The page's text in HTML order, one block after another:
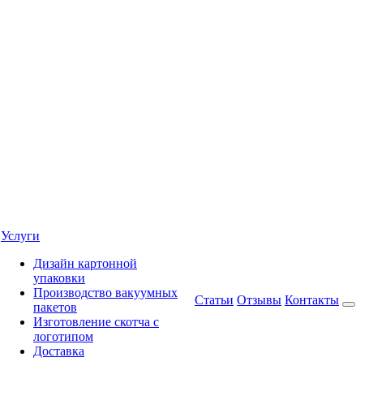
Услуги
Дизайн картонной
упаковки
Производство вакуумных
пакетов
Изготовление скотча с
логотипом
Доставка
Статьи Отзывы Контакты